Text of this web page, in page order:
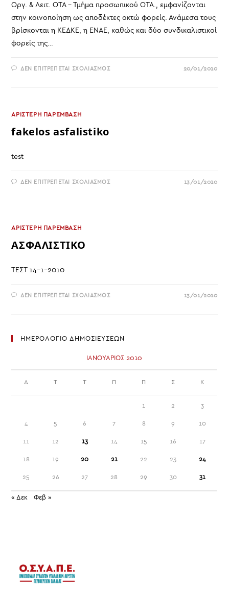
Οργ. & Λειτ. ΟΤΑ - Τμήμα προσωπικού ΟΤΑ., εμφανίζονται
στην κοινοποίηση ως αποδέκτες οκτώ φορείς. Ανάμεσα τους
βρίσκονται η ΚΕΔΚΕ, η ΕΝΑΕ, καθώς και δύο συνδικαλιστικοί
φορείς της…
ΔΕΝ ΕΠΙΤΡΈΠΕΤΑΙ ΣΧΟΛΙΑΣΜΌΣΣΤΟ 20/01/2010
ΑΡΙΣΤΕΡΗ ΠΑΡΕΜΒΑΣΗ
fakelos asfalistiko
test
ΔΕΝ ΕΠΙΤΡΈΠΕΤΑΙ ΣΧΟΛΙΑΣΜΌΣΣΤΟ 13/01/2010
ΑΡΙΣΤΕΡΗ ΠΑΡΕΜΒΑΣΗ
ΑΣΦΑΛΙΣΤΙΚΟ
ΤΕΣΤ 14-1-2010
ΔΕΝ ΕΠΙΤΡΈΠΕΤΑΙ ΣΧΟΛΙΑΣΜΌΣΣΤΟ 13/01/2010
ΗΜΕΡΟΛΟΓΙΟ ΔΗΜΟΣΙΕΥΣΕΩΝ
ΙΑΝΟΥΆΡΙΟΣ 2010
Δ Τ Τ Π Π Σ Κ
1 2 3
4 5 6 7 8 9 10
11 12 13 14 15 16 17
18 19 20 21 22 23 24
25 26 27 28 29 30 31
« Δεκ Φεβ »